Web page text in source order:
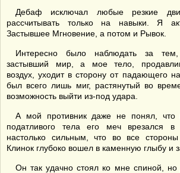
Дебаф исключал любые резкие
рассчитывать только на навыки. Я
Застывшее Мгновение, а потом и Рывок.
Интересно было наблюдать за тем,
застывший мир, а мое тело,
воздух, уходит в сторону от падающего
был всего лишь миг, растянутый во
возможность выйти из-под удара.
А мой противник даже не понял, что
податливого тела его меч врезался
настолько сильным, что во все стороны
Клинок глубоко вошел в каменную глыбу и
Он так удачно стоял ко мне спиной,